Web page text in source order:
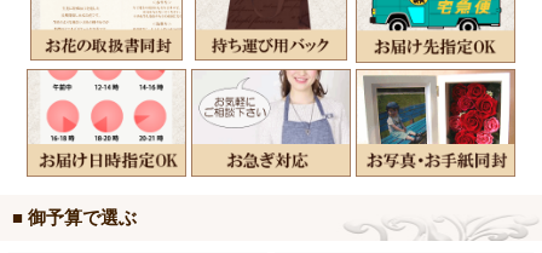
■ 御予算で選ぶ